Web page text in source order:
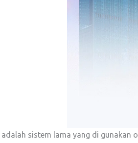
adalah sistem lama yang di gunakan